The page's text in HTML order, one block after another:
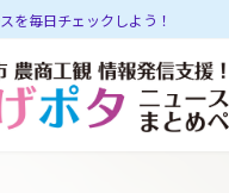
を毎日チェックしよう！